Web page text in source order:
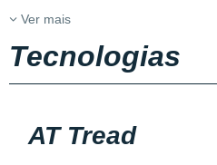
Ver mais
Tecnologias
AT Tread